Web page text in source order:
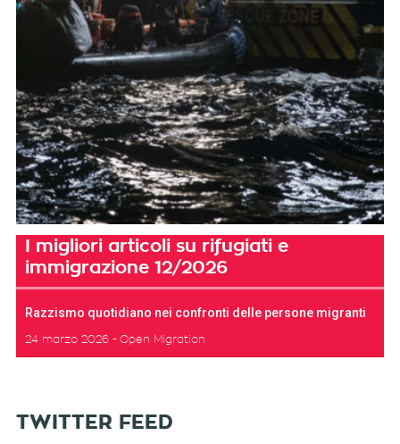
I migliori articoli su rifugiati e
immigrazione 12/2026
Razzismo quotidiano nei confronti delle persone migranti
24 marzo 2026 Open Migration
TWITTER FEED